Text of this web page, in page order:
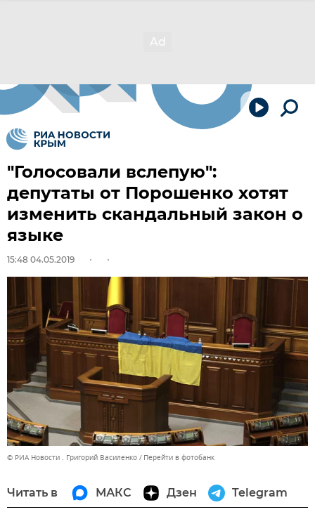
"Голосовали вслепую":
депутаты от Порошенко хотят
изменить скандальный закон о
языке
15:48 04.05.2019
© РИА Новости . Григорий Василенко Перейти в фотобанк
Читать в МАКС Дзен Telegram